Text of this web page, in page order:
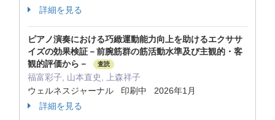
詳細を見る
ピアノ演奏における巧緻運動能力向上を助けるエクササ
イズの効果検証－前腕筋群の筋活動水準及び主観的・客
観的評価から－
査読
福富彩子, 山本直史, 上森祥子
ウェルネスジャーナル 印刷中 2026年1月
詳細を見る